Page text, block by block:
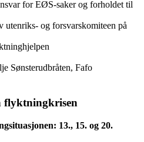
for EØS-saker og forholdet til
utenriks- og forsvarskomiteen på
Sønsterudbråten, Fafo
flyktningkrisen
13., 15. og 20.